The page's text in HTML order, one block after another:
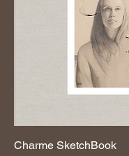
Charme SketchBook